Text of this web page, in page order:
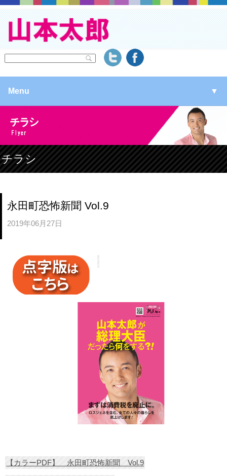
Menu ▼
▼
▼
チラシ
永田町恐怖新聞 Vol.9
2019年06月27日
【カラーPDF】 永田町恐怖新聞 Vol.9